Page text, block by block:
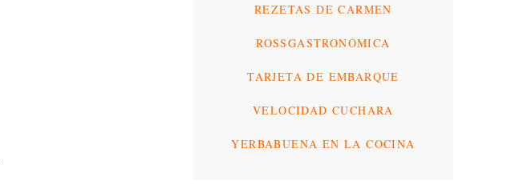
REZETAS DE CARMEN
ROSSGASTRONÓMICA
TARJETA DE EMBARQUE
VELOCIDAD CUCHARA
YERBABUENA EN LA COCINA